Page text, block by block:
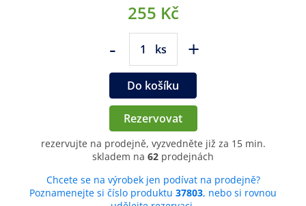
255 Kč
- ks +
Do košíku
Rezervovat
rezervujte na prodejně, vyzvedněte již za 15 min.
skladem na 62 prodejnách
Chcete se na výrobek jen podívat na prodejně?
Poznamenejte si číslo produktu 37803, nebo si rovnou